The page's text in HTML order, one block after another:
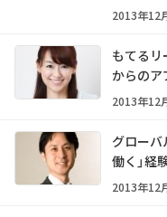
2013年12
もてるリ
からのア
2013年12
グローバ
働く」経
2013年12